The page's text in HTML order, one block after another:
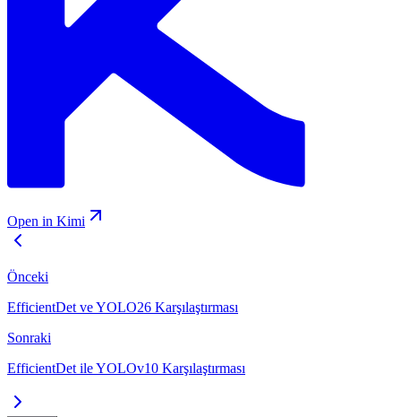
Open in Kimi
Önceki
EfficientDet ve YOLO26 Karşılaştırması
Sonraki
EfficientDet ile YOLOv10 Karşılaştırması